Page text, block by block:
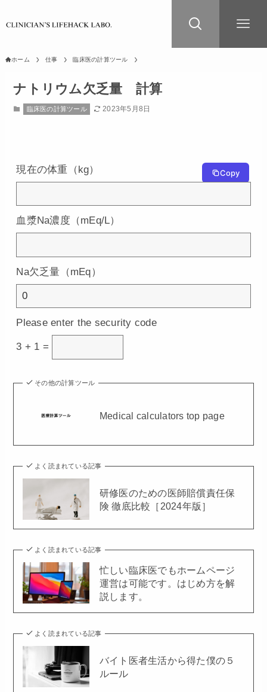
ホーム 仕事 臨床医の計算ツール
ナトリウム欠乏量 計算
臨床医の計算ツール 2023年5月8日
Copy
現在の体重（kg）
血漿Na濃度（mEq/L）
Na欠乏量（mEq）
Please enter the security code
3 + 1 =
その他の計算ツール
Medical calculators top page
よく読まれている記事
研修医のための医師賠償責任保
険 徹底比較［2024年版］
よく読まれている記事
忙しい臨床医でもホームページ
運営は可能です。はじめ方を解
説します。
よく読まれている記事
バイト医者生活から得た僕の５
ルール